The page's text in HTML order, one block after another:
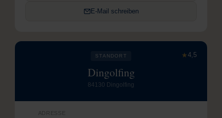
E-Mail schreiben
★4,5
STANDORT
Dingolfing
84130 Dingolfing
ADRESSE